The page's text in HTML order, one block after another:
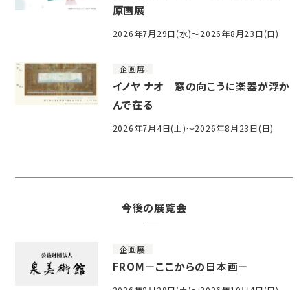
原画展
2026年7月29日(水)～2026年8月23日(日)
企画展
イノヤ ナオ 窓の向こうに楽器が浮か
んで在る
2026年7月4日(土)～2026年8月23日(日)
今後の展覧会
企画展
FROM－ここからの日本画－